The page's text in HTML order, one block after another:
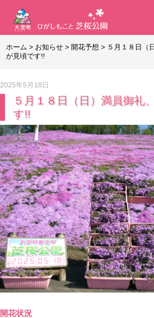
ホーム > お知らせ > 開花予想 > ５月１８日（
が見頃です!!
2025年5月18日
５月１８日（日）満員御礼
す!!
開花状況